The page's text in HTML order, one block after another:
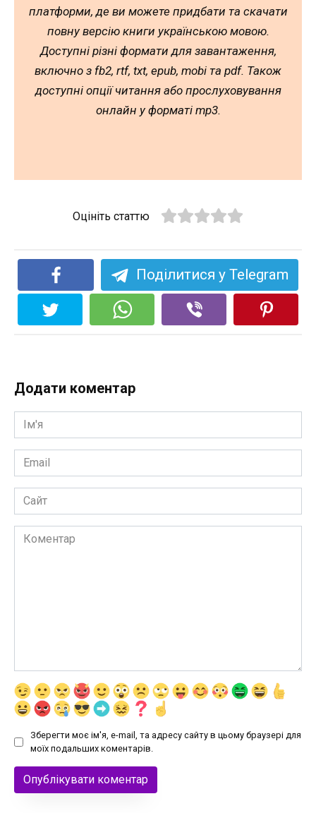
платформи, де ви можете придбати та скачати
повну версію книги українською мовою.
Доступні різні формати для завантаження,
включно з fb2, rtf, txt, epub, mobi та pdf. Також
доступні опції читання або прослуховування
онлайн у форматі mp3.
Оцініть статтю
Поділитися у Telegram
Додати коментар
Ім'я
*
Email
*
Сайт
Коментар
Зберегти моє ім'я, e-mail, та адресу сайту в цьому браузері для
моїх подальших коментарів.